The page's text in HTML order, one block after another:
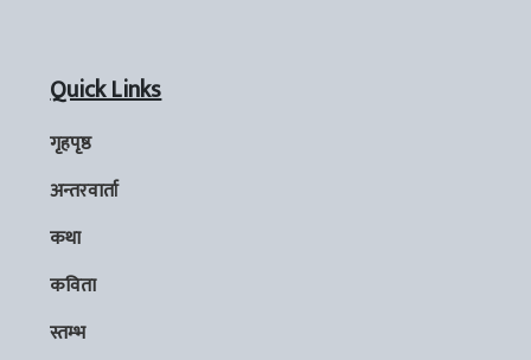
Quick Links
गृहपृष्ठ
अन्तरवार्ता
कथा
कविता
स्तम्भ